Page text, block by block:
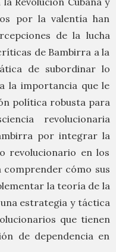
por la valentía han
de la lucha
de Bambirra a la
de subordinar lo
la importancia que le
política robusta para
revolucionaria
por integrar la
revolucionario en los
cómo sus
la teoría de la
estrategia y táctica
que tienen
de dependencia en